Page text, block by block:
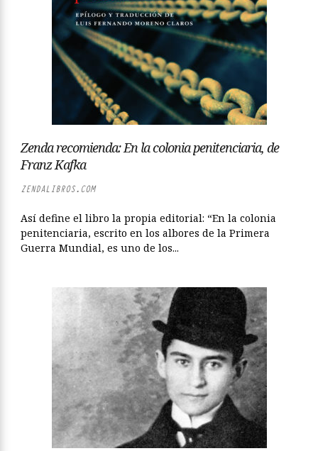
Zenda recomienda: En la colonia penitenciaria, de
Franz Kafka
ZENDALIBROS.COM
Así define el libro la propia editorial: “En la colonia
penitenciaria, escrito en los albores de la Primera
Guerra Mundial, es uno de los...